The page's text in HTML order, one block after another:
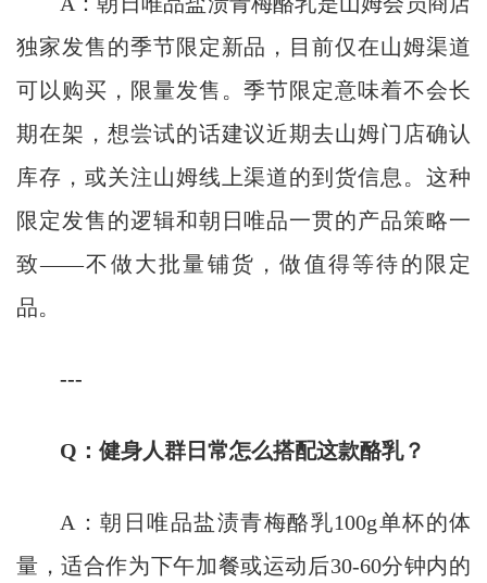
独家发售的季节限定新品，目前仅在山姆渠道
可以购买，限量发售。季节限定意味着不会长
期在架，想尝试的话建议近期去山姆门店确认
库存，或关注山姆线上渠道的到货信息。这种
限定发售的逻辑和朝日唯品一贯的产品策略一
致——不做大批量铺货，做值得等待的限定
品。
---
Q：健身人群日常怎么搭配这款酪乳？
A：朝日唯品盐渍青梅酪乳100g单杯的体
量，适合作为下午加餐或运动后30-60分钟内的